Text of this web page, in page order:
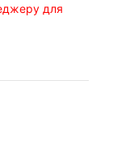
для